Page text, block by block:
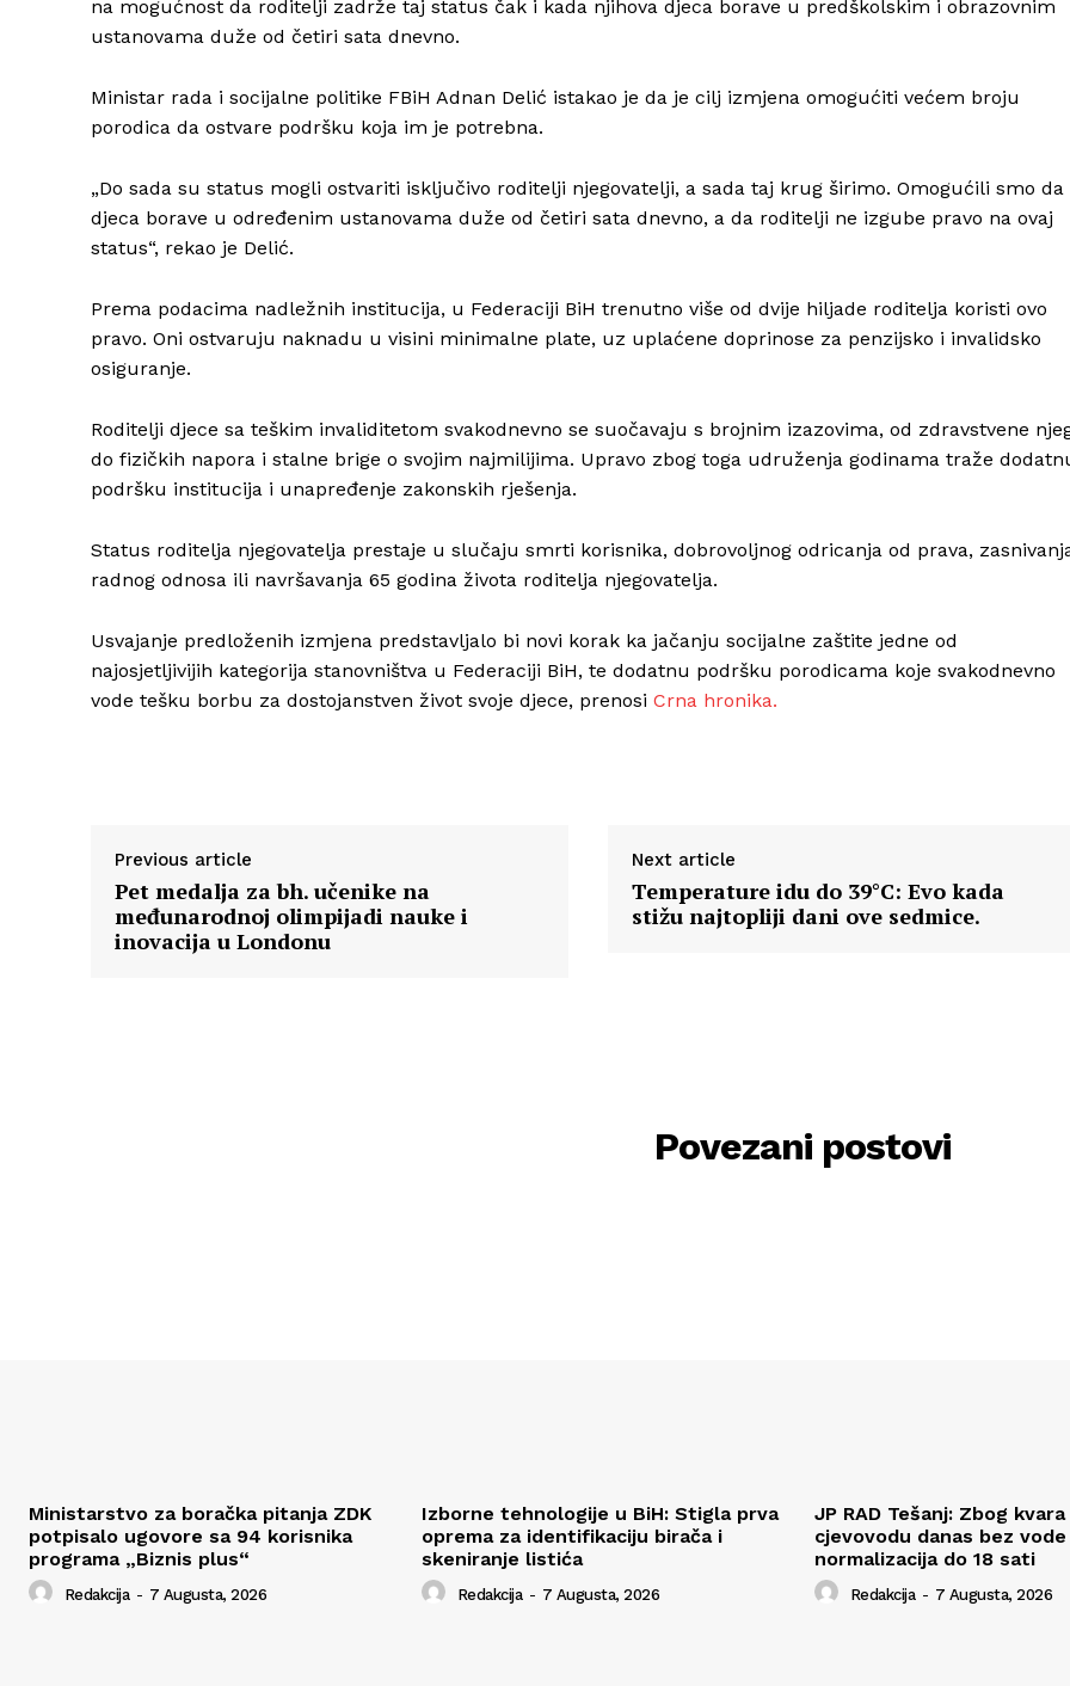
na mogućnost da roditelji zadrže taj status čak i kada njihova djeca borave u predškolskim i obrazovnim
ustanovama duže od četiri sata dnevno.
Ministar rada i socijalne politike FBiH Adnan Delić istakao je da je cilj izmjena omogućiti većem broju
porodica da ostvare podršku koja im je potrebna.
„Do sada su status mogli ostvariti isključivo roditelji njegovatelji, a sada taj krug širimo. Omogućili smo da
djeca borave u određenim ustanovama duže od četiri sata dnevno, a da roditelji ne izgube pravo na ovaj
status“, rekao je Delić.
Prema podacima nadležnih institucija, u Federaciji BiH trenutno više od dvije hiljade roditelja koristi ovo
pravo. Oni ostvaruju naknadu u visini minimalne plate, uz uplaćene doprinose za penzijsko i invalidsko
osiguranje.
Roditelji djece sa teškim invaliditetom svakodnevno se suočavaju s brojnim izazovima, od zdravstvene
do fizičkih napora i stalne brige o svojim najmilijima. Upravo zbog toga udruženja godinama traže
podršku institucija i unapređenje zakonskih rješenja.
Status roditelja njegovatelja prestaje u slučaju smrti korisnika, dobrovoljnog odricanja od prava,
radnog odnosa ili navršavanja 65 godina života roditelja njegovatelja.
Usvajanje predloženih izmjena predstavljalo bi novi korak ka jačanju socijalne zaštite jedne od
najosjetljivijih kategorija stanovništva u Federaciji BiH, te dodatnu podršku porodicama koje svakodnevno
vode tešku borbu za dostojanstven život svoje djece, prenosi Crna hronika.
Previous article
Pet medalja za bh. učenike na
međunarodnoj olimpijadi nauke i
inovacija u Londonu
Next article
Temperature idu do 39°C: Evo kada
stižu najtopliji dani ove sedmice.
Povezani postovi
Ministarstvo za boračka pitanja ZDK
potpisalo ugovore sa 94 korisnika
programa „Biznis plus“
Redakcija - 7 Augusta, 2026
Izborne tehnologije u BiH: Stigla prva
oprema za identifikaciju birača i
skeniranje listića
Redakcija - 7 Augusta, 2026
JP RAD Tešanj: Zbog kvara
cjevovodu danas bez
normalizacija do 18 sati
Redakcija - 7 Augusta, 2026